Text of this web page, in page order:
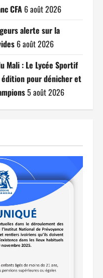
CFA 6 août 2026
alerte sur la
6 août 2026
Mali : Le Lycée Sportif
édition pour dénicher et
5 août 2026